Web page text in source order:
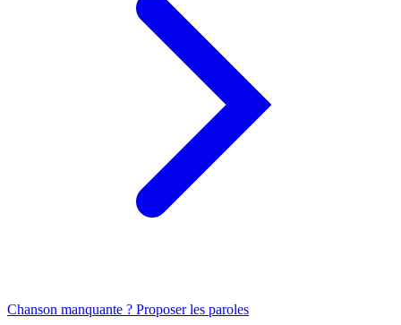
Chanson manquante ? Proposer les paroles